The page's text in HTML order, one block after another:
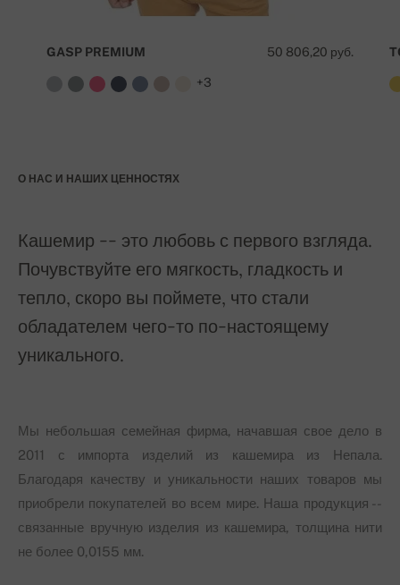
50 806,20 руб.
GASP PREMIUM
+3
О НАС И НАШИХ ЦЕННОСТЯХ
Кашемир -- это любовь с первого взгляда.
Почувствуйте его мягкость, гладкость и
тепло, скоро вы поймете, что стали
обладателем чего-то по-настоящему
уникального.
Мы небольшая семейная фирма, начавшая свое дело в
2011 с импорта изделий из кашемира из Непала.
Благодаря качеству и уникальности наших товаров мы
приобрели покупателей во всем мире. Наша продукция --
связанные вручную изделия из кашемира, толщина нити
не более 0,0155 мм.